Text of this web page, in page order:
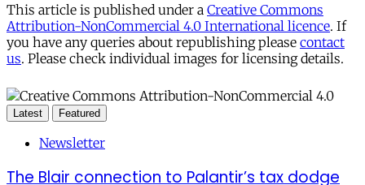
This article is published under a Creative Commons
Attribution-NonCommercial 4.0 International licence. If
you have any queries about republishing please contact
us. Please check individual images for licensing details.
Latest Featured
Newsletter
The Blair connection to Palantir’s tax dodge